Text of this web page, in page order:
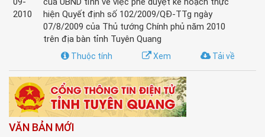
2010
hiện Quyết định số 102/2009/QĐ-TTg ngày
07/8/2009 của Thủ tướng Chính phủ năm 2010
trên địa bàn tỉnh Tuyên Quang
Tải về
Xem
Thuộc tính
VĂN BẢN MỚI